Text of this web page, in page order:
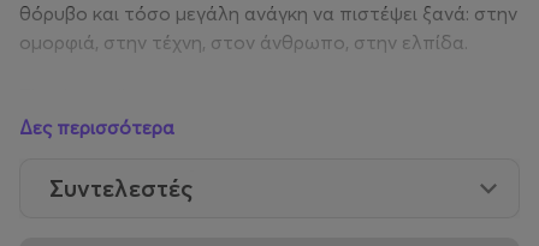
θόρυβο και τόσο μεγάλη ανάγκη να πιστέψει ξανά: στην
ομορφιά, στην τέχνη, στον άνθρωπο, στην ελπίδα.
DAPHNE VALENTE / DEUX HOMMES / STELIOS
Upcoming Talent: ATHANASIOS VASILEIADES
Δες περισσότερα
Συντελεστές